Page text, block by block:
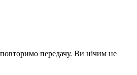
передачу. Ви нічим не